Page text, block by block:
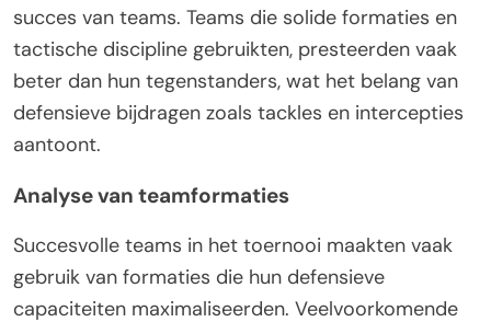
succes van teams. Teams die solide formaties en
tactische discipline gebruikten, presteerden vaak
beter dan hun tegenstanders, wat het belang van
defensieve bijdragen zoals tackles en intercepties
aantoont.
Analyse van teamformaties
Succesvolle teams in het toernooi maakten vaak
gebruik van formaties die hun defensieve
capaciteiten maximaliseerden. Veelvoorkomende